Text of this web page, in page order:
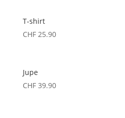
T-shirt
CHF25.90
Jupe
CHF39.90